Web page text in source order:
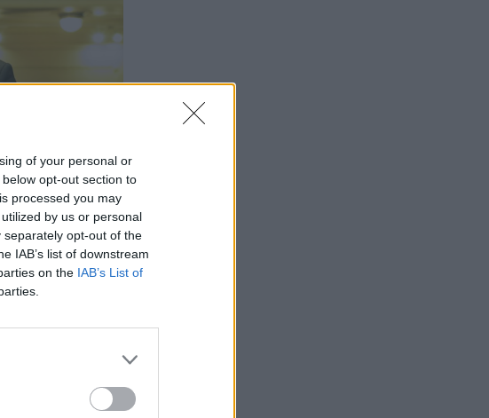
of your personal or
opt-out section to
processed you may
by us or personal
opt-out of the
IAB’s list of downstream
on the IAB’s List of
(60)